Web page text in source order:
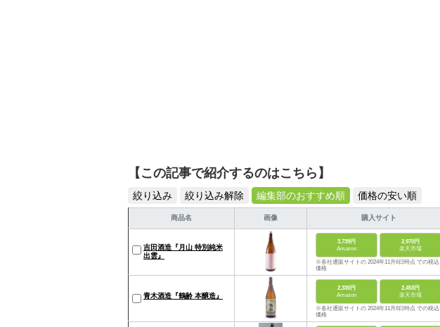
【この記事で紹介するのはこちら】
絞り込み 絞り込み解除 編集部のおすすめ順 価格の安い順
商品名 画像 購入サイト
吉田酒造『月山 特別純米
出雲』
3,739円
Amazon
2,970円
楽天市場
※各社通販サイトの 2024年11月6日時点 での税込
価格
青木酒造『鶴齢 本醸造』
2,330円
Amazon
2,453円
楽天市場
※各社通販サイトの 2024年11月6日時点 での税込
価格